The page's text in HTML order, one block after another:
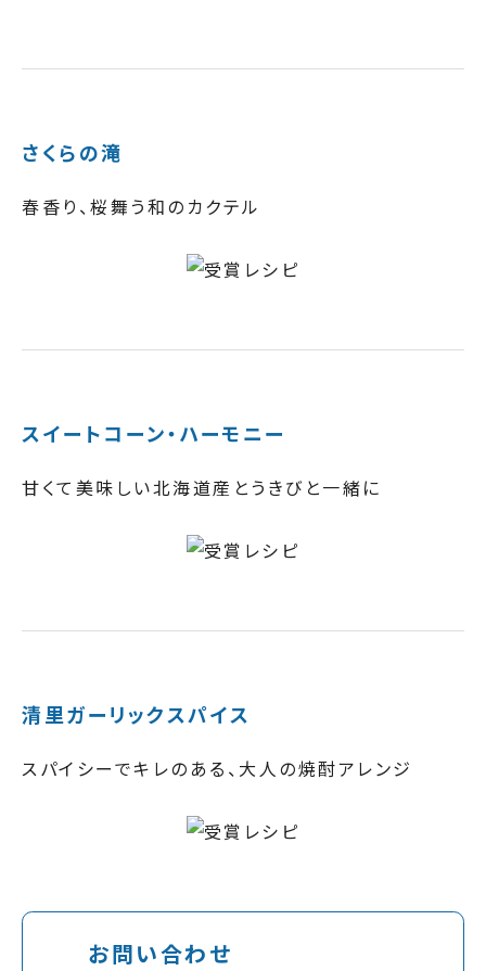
さくらの滝
春香り、桜舞う和のカクテル
スイートコーン・ハーモニー
甘くて美味しい北海道産とうきびと一緒に
清里ガーリックスパイス
スパイシーでキレのある、大人の焼酎アレンジ
お問い合わせ